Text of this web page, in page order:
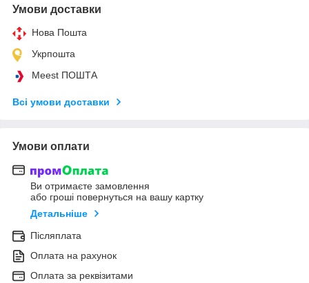
Умови доставки
Нова Пошта
Укрпошта
Meest ПОШТА
Всі умови доставки
Умови оплати
Ви отримаєте замовлення
або гроші повернуться на вашу картку
Детальніше
Післяплата
Оплата на рахунок
Оплата за реквізитами